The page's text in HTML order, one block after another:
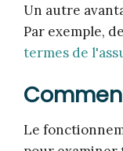
Un autre
Par exemple,
termes de
Le